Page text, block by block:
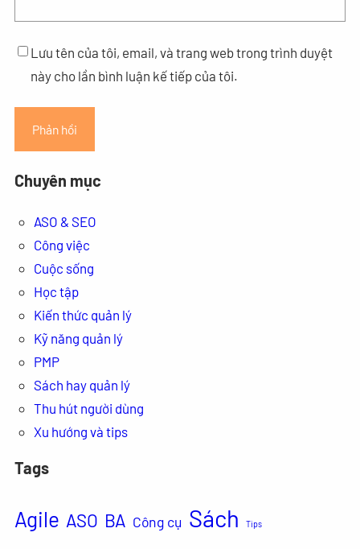
Lưu tên của tôi, email, và trang web trong trình duyệt
này cho lần bình luận kế tiếp của tôi.
Chuyên mục
ASO & SEO
Công việc
Cuộc sống
Học tập
Kiến thức quản lý
Kỹ năng quản lý
PMP
Sách hay quản lý
Thu hút người dùng
Xu hướng và tips
Tags
Agile ASO BA Công cụ Sách Tips